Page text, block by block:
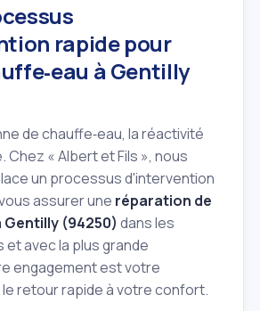
rapide pour
à Gentilly
de chauffe‑eau, la réactivité
Chez « Albert et Fils », nous
un processus d'intervention
assurer une réparation de
Gentilly (94250) dans les
et avec la plus grande
engagement est votre
retour rapide à votre confort.